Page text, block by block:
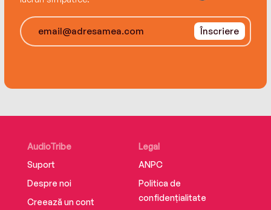
Înscriere
AudioTribe
Suport
Despre noi
Creează un cont
Legal
ANPC
Politica de
confidențialitate